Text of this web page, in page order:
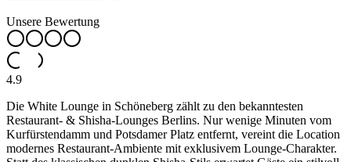
Unsere Bewertung
4.9
Die White Lounge in Schöneberg zählt zu den bekanntesten
Restaurant- & Shisha-Lounges Berlins. Nur wenige Minuten vom
Kurfürstendamm und Potsdamer Platz entfernt, vereint die Location
modernes Restaurant-Ambiente mit exklusivem Lounge-Charakter.